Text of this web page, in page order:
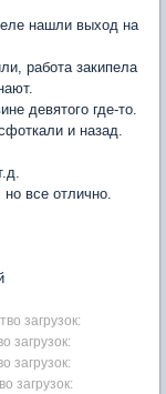
нашли выход на
работа закипела
девятого где-то.
и назад.
все отлично.
загрузок:
загрузок:
загрузок:
загрузок: